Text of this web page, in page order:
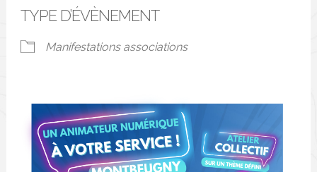
TYPE D’ÉVÈNEMENT
Manifestations associations